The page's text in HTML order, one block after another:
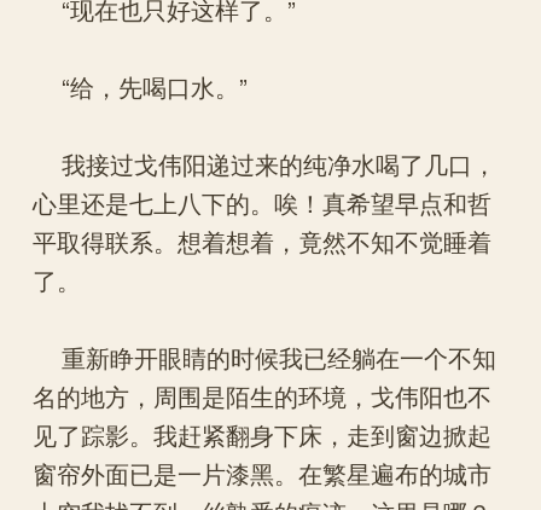
“现在也只好这样了。”
“给，先喝口水。”
我接过戈伟阳递过来的纯净水喝了几口，
心里还是七上八下的。唉！真希望早点和哲
平取得联系。想着想着，竟然不知不觉睡着
了。
重新睁开眼睛的时候我已经躺在一个不知
名的地方，周围是陌生的环境，戈伟阳也不
见了踪影。我赶紧翻身下床，走到窗边掀起
窗帘外面已是一片漆黑。在繁星遍布的城市